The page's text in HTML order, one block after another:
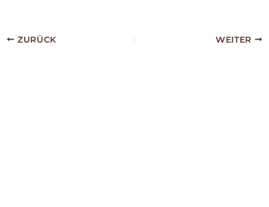
ZURÜCK WEITER